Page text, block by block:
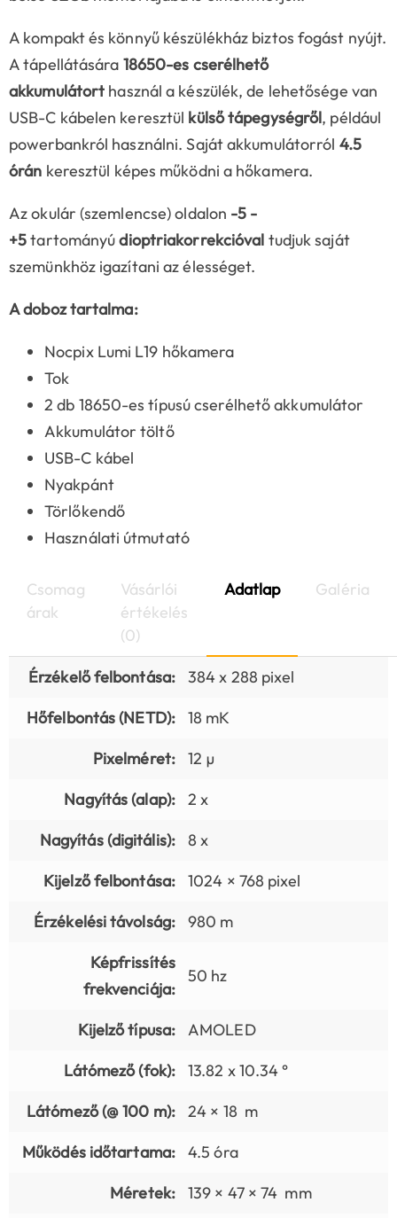
A kompakt és könnyű készülékház biztos fogást nyújt.
A tápellátására 18650-es cserélhető
akkumulátort használ a készülék, de lehetősége van
USB-C kábelen keresztül külső tápegységről, például
powerbankról használni. Saját akkumulátorról 4.5
órán keresztül képes működni a hőkamera.
Az okulár (szemlencse) oldalon -5 -
+5tartományúdioptriakorrekcióval tudjuk saját
szemünkhöz igazítani az élességet.
A doboz tartalma:
Nocpix Lumi L19 hőkamera
Tok
2 db 18650-es típusú cserélhető akkumulátor
Akkumulátor töltő
USB-C kábel
Nyakpánt
Törlőkendő
Használati útmutató
Csomag
árak
Vásárlói
értékelés
(0)
Adatlap Galéria
Érzékelő felbontása:
384 x 288 pixel
Hőfelbontás (NETD):
18 mK
Pixelméret:
12 µ
Nagyítás (alap):
2 x
Nagyítás (digitális):
8 x
Kijelző felbontása:
1024 × 768 pixel
Érzékelési távolság:
980 m
Képfrissítés
frekvenciája:
50 hz
Kijelző típusa:
AMOLED
Látómező (fok):
13.82 x 10.34 °
Látómező (@ 100 m):
24 × 18 m
Működés időtartama:
4.5 óra
Méretek:
139 × 47 × 74 mm